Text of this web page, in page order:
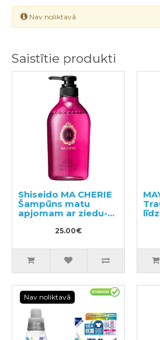
Nav noliktavā
Saistītie produkti
Shiseido MA CHERIE
Šampūns matu
apjomam ar ziedu-
augļu aromātu
25.00€
Nav noliktavā